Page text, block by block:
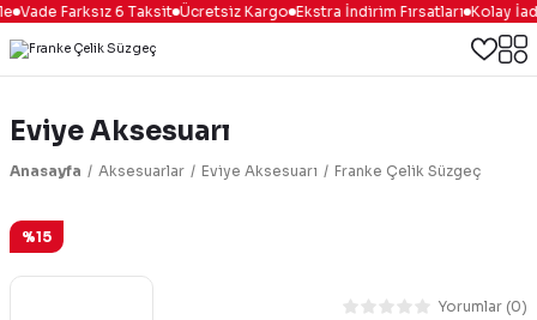
Vade Farksız 6 Taksit Ücretsiz Kargo Ekstra İndirim Fırsatları Kolay
Eviye Aksesuarı
Anasayfa Aksesuarlar Eviye Aksesuarı Franke Çelik Süzgeç
%15
Yorumlar (0)